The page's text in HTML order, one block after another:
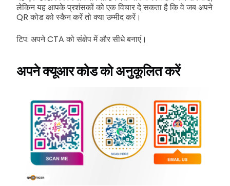
लेकिन यह आपके प्रशंसकों को एक विचार दे सकता है कि वे जब अपने
QR कोड को स्कैन करें तो क्या उम्मीद करें।
टिप: अपने CTA को संक्षेप में और सीधे बनाएं।
अपने क्यूआर कोड को अनुकूलित करें